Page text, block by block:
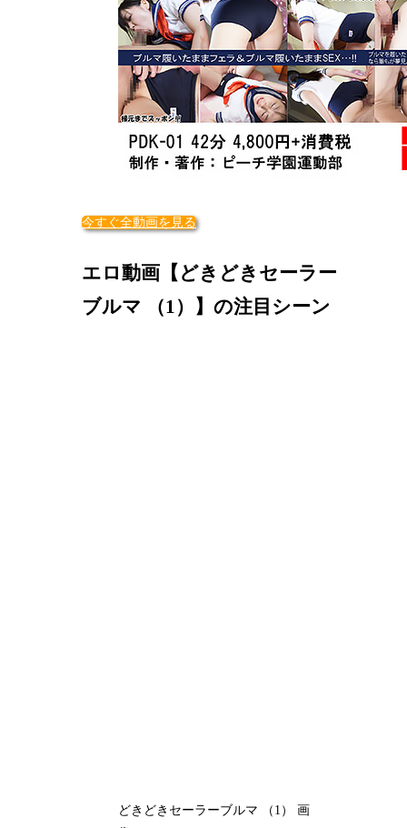
今すぐ全動画を見る
エロ動画【どきどきセーラー
ブルマ （1）】の注目シーン
どきどきセーラーブルマ （1） 画